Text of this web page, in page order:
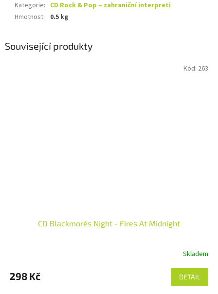
Kategorie: CD Rock & Pop – zahraniční interpreti
Hmotnost: 0.5 kg
Související produkty
CD Blackmore´s Night - Fires At Midnight
Skladem
298 Kč DETAIL
Kód: 263